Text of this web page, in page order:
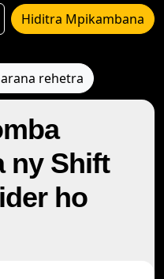
Hiditra Mpikambana
rehetra
ny Shift
ho